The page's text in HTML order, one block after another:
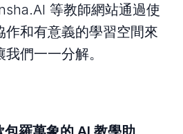
等教師網站通過使
作和有意義的學習空間來
們一一分解。